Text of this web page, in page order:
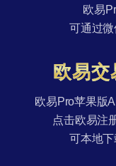
欧易
可通过微
欧易交
欧易Pro苹果版
点击欧易注
可本地